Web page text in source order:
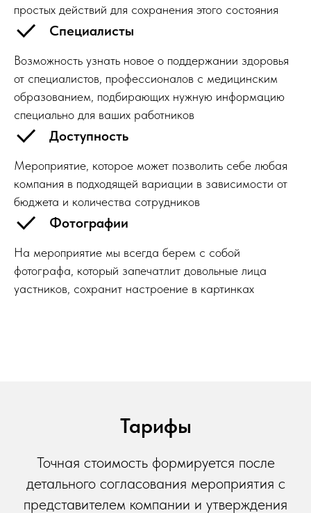
простых действий для сохранения этого состояния
Специалисты
Возможность узнать новое о поддержании здоровья
от специалистов, профессионалов с медицинским
образованием, подбирающих нужную информацию
специально для ваших работников
Доступность
Мероприятие, которое может позволить себе любая
компания в подходящей вариации в зависимости от
бюджета и количества сотрудников
Фотографии
На мероприятие мы всегда берем с собой
фотографа, который запечатлит довольные лица
уастников, сохранит настроение в картинках
Тарифы
Точная стоимость формируется после
детального согласования мероприятия с
представителем компании и утверждения